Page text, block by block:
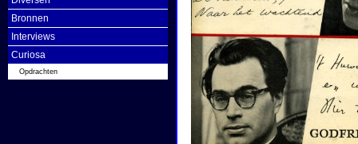
Bronnen
Interviews
Curiosa
Opdrachten